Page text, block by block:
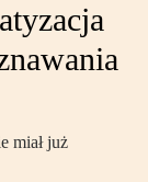
miał już